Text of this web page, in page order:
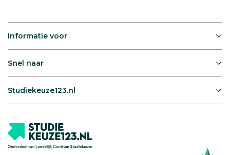
Informatie voor
Snel naar
Studiekeuze123.nl